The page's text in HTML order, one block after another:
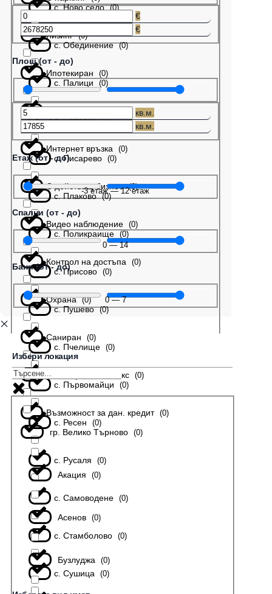
с. Ново село (0)
с. Обединение (0)
с. Палици (0)
с. Патреш (0)
с. Писарево (0)
с. Плаково (0)
с. Поликраище (0)
с. Присово (0)
с. Пушево (0)
с. Пчелище (0)
с. Първомайци (0)
с. Ресен (0)
с. Русаля (0)
с. Самоводене (0)
с. Стамболово (0)
с. Сушица (0)
Лизинг (0)
Ипотекиран (0)
Интернет връзка (0)
С действащ бизнес (0)
Видео наблюдение (0)
Контрол на достъпа (0)
Охрана (0)
Саниран (0)
В затворен комплекс (0)
Възможност за дан. кредит (0)
€
€
Площ (от - до)
кв.м.
кв.м.
Етаж (от - до)
-3етаж—12етаж
Спални (от - до)
0—14
Бани (от - до)
0—7
Избери локация
гр. Велико Търново (0)
Акация (0)
Асенов (0)
Бузлуджа (0)